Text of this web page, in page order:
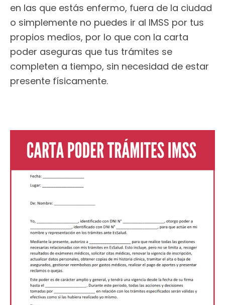
en las que estás enfermo, fuera de la ciudad
o simplemente no puedes ir al IMSS por tus
propios medios, por lo que con la carta
poder aseguras que tus trámites se
completen a tiempo, sin necesidad de estar
presente físicamente.